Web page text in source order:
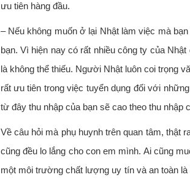
ưu tiên hàng đầu.
– Nếu không muốn ở lại Nhật làm việc mà
bạn. Vì hiện nay có rất nhiều công ty của
là không thể thiếu. Người Nhật luôn coi trọng
rất ưu tiên trong việc tuyển dụng đối với
từ đây thu nhập của bạn sẽ cao theo thu nhập
Về câu hỏi mà phụ huynh trên quan tâm, thật
cũng đều lo lắng cho con em mình. Ai cũng
một môi trường chất lượng uy tín và an toàn